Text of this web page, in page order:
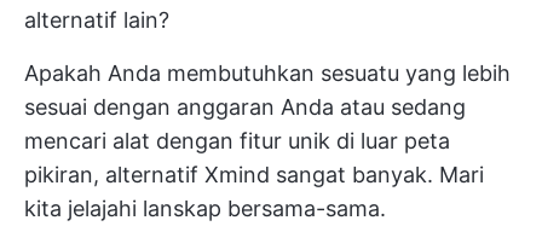
alternatif lain?
Apakah Anda membutuhkan sesuatu yang lebih
sesuai dengan anggaran Anda atau sedang
mencari alat dengan fitur unik di luar peta
pikiran, alternatif Xmind sangat banyak. Mari
kita jelajahi lanskap bersama-sama.